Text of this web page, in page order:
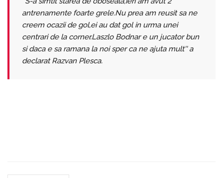
antrenamente foarte grele.Nu prea am reusit sa ne
creem ocazii de gol,ei au dat gol in urma unei
centrari de la corner.Laszlo Bodnar e un jucator bun
si daca e sa ramana la noi sper ca ne ajuta mult'' a
declarat Razvan Plesca.